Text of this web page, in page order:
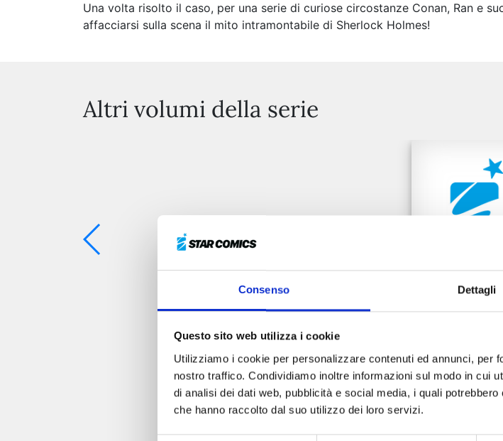
Consenso Dettagli
Questo sito web utilizza i cookie
Utilizziamo i cookie per personalizzare contenuti ed annunci, per
nostro traffico. Condividiamo inoltre informazioni sul modo in cui
di analisi dei dati web, pubblicità e social media, i quali
che hanno raccolto dal suo utilizzo dei loro servizi.
Una volta risolto il caso, per una serie di curiose circostanze Conan, Ran e
affacciarsi sulla scena il mito intramontabile di Sherlock Holmes!
Altri volumi della serie
20/10/
€ 6,90